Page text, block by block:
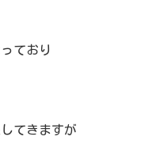
ており
てきますが